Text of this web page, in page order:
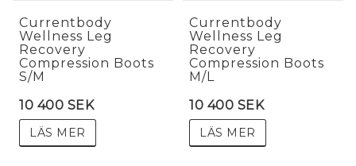
Lägg till i
Lägg till i
Currentbody
Wellness Leg
Recovery
Compression Boots
S/M
10 400 SEK
LÄS MER
Currentbody
Wellness Leg
Recovery
Compression Boots
M/L
10 400 SEK
LÄS MER